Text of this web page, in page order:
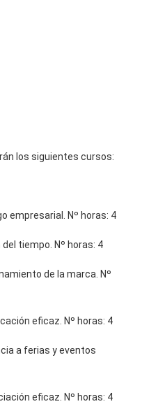
los siguientes cursos:
empresarial. Nº horas: 4
tiempo. Nº horas: 4
de la marca. Nº
eficaz. Nº horas: 4
a ferias y eventos
eficaz. Nº horas: 4